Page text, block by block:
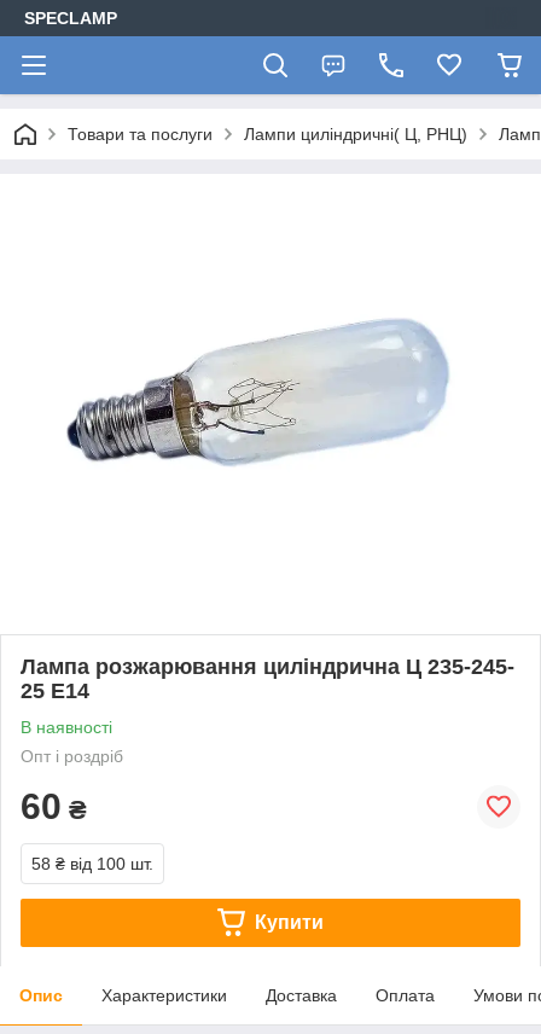
SPECLAMP
Товари та послуги Лампи циліндричні( Ц, РНЦ)
Лампа розжарювання циліндрична Ц 235-245-
25 Е14
В наявності
Опт і роздріб
60 ₴
58 ₴ від 100 шт.
Купити
Опис Характеристики Доставка Оплата Умови